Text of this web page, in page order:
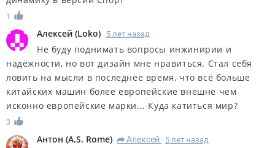
1
Алексей (Loko) 5 лет назад
Не буду поднимать вопросы инжинирии и
надёжности, но вот дизайн мне нравиться. Стал себя
ловить на мысли в последнее время, что всё больше
китайских машин более европейские внешне чем
исконно европейские марки... Куда катиться мир?
3
Антон (A.S. Rome) R Алексей 5 лет назад